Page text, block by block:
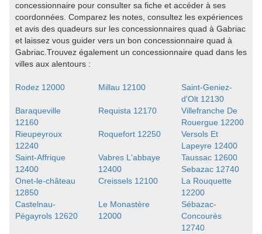
concessionnaire pour consulter sa fiche et accéder à ses
coordonnées. Comparez les notes, consultez les expériences
et avis des quadeurs sur les concessionnaires quad à Gabriac
et laissez vous guider vers un bon concessionnaire quad à
Gabriac.Trouvez également un concessionnaire quad dans les
villes aux alentours :
Rodez 12000 Millau 12100
Saint-Geniez-
d'Olt 12130
Baraqueville
12160
Requista 12170
Villefranche De
Rouergue 12200
Rieupeyroux
12240
Roquefort 12250
Versols Et
Lapeyre 12400
Saint-Affrique
12400
Vabres L'abbaye
12400
Taussac 12600
Sebazac 12740
Onet-le-château
12850
Creissels 12100
La Rouquette
12200
Castelnau-
Pégayrols 12620
Le Monastère
12000
Sébazac-
Concourès
12740